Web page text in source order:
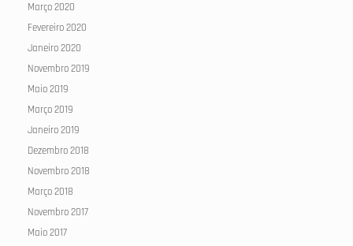
Março 2020
Fevereiro 2020
Janeiro 2020
Novembro 2019
Maio 2019
Março 2019
Janeiro 2019
Dezembro 2018
Novembro 2018
Março 2018
Novembro 2017
Maio 2017